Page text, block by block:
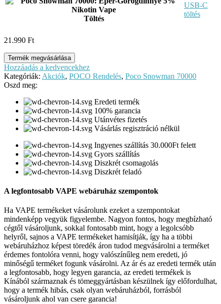
Töltés
USB-C
töltés
21.990 Ft
Termék megvásárlása
Hozzáadás a kedvencekhez
Kategóriák: Akciók, POCO Rendelés, Poco Snowman 70000
Oszd meg:
Eredeti termék
100% garancia
Utánvétes fizetés
Vásárlás regisztráció nélkül
Ingyenes szállítás 30.000Ft felett
Gyors szállítás
Diszkrét csomagolás
Diszkrét feladó
A legfontosabb VAPE webáruház szempontok
Ha VAPE termékeket vásárolunk ezeket a szempontokat
mindenképp vegyük figyelembe. Nagyon fontos, hogy megbízható
cégtől vásároljunk, sokkal fontosabb mint, hogy a legolcsóbb
helyről, sajnos a VAPE termékeket hamisítják, így ha a többi
webáruházhoz képest töredék áron tudod megvásárolni a terméket
érdemes fontolóra venni, hogy valószínűleg nem eredeti, jó
minőségű terméket fogunk vásárolni. Az ár és az eredeti termék után
a legfontosabb, hogy legyen garancia, az eredeti termékek is
Kínából származnak és tömeggyártásban készülnek így előfordulhat,
hogy a termék hibás, csak olyan webáruházból, forrásból
vásároljunk ahol van csere garancia!